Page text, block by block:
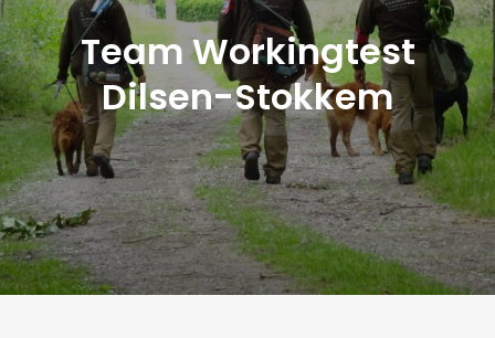
Team Workingtest
Dilsen-Stokkem